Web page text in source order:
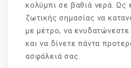
κολύμπι σε βαθιά νερά. Ως
ζωτικής σημασίας να
με μέτρο, να
και να δίνετε πάντα
ασφάλειά σας.